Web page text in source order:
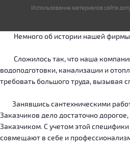
Использование материалов сайта
Немного об истории нашей
Сложилось так, что наша компания
водоподготовки, канализации и
требовать большого труда, вызывая
Занявшись сантехническими
Заказчиков дело достаточно
Заказчиком. С учетом этой
совмещают в себе и